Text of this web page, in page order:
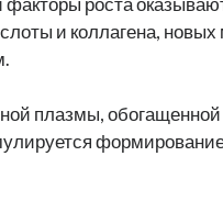
и коллагена,
плазмы,